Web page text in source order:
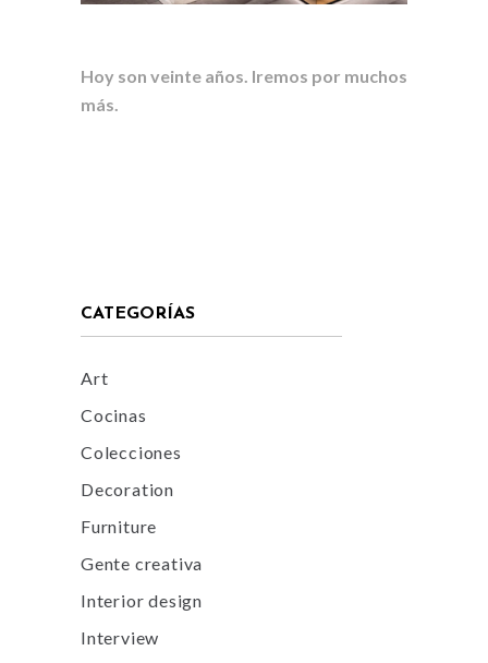
Hoy son veinte años. Iremos por muchos
más.
CATEGORÍAS
Art
Cocinas
Colecciones
Decoration
Furniture
Gente creativa
Interior design
Interview